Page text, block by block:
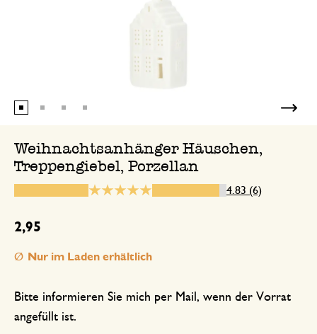
Weihnachtsanhänger Häuschen,
Treppengiebel, Porzellan
4.83 (6)
2,95
Bitte informieren Sie mich per Mail, wenn der Vorrat
angefüllt ist.
Nur im Laden erhältlich
17. Dezember 2024
Schönes Design und Material
10. Dezember 2023
Nur Bewertung, ohne Kommentar